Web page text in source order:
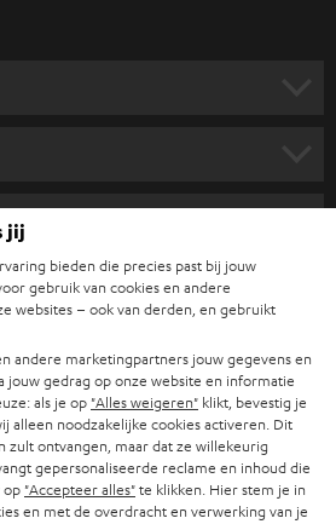
jij
bieden die precies past bij jouw
gebruik van cookies en andere
websites – ook van derden, en gebruikt
andere marketingpartners jouw gegevens en
jouw gedrag op onze website en informatie
als je op "Alles weigeren" klikt, bevestig je
alleen noodzakelijke cookies activeren. Dit
zult ontvangen, maar dat ze willekeurig
gepersonaliseerde reclame en inhoud die
op "Accepteer alles"te klikken. Hier stem je in
en met de overdracht en verwerking van je